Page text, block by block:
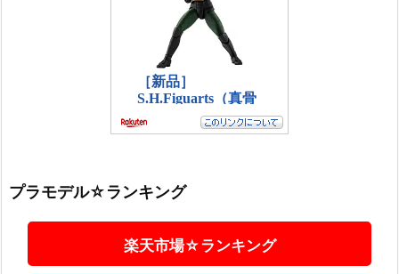
プラモデル☆ランキング
楽天市場☆ランキング